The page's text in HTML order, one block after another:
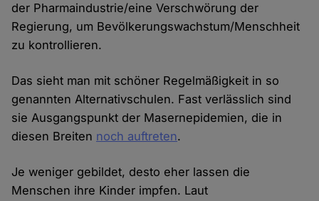
der Pharmaindustrie/eine Verschwörung der
Regierung, um Bevölkerungswachstum/Menschheit
zu kontrollieren.
Das sieht man mit schöner Regelmäßigkeit in so
genannten Alternativschulen. Fast verlässlich sind
sie Ausgangspunkt der Masernepidemien, die in
diesen Breiten noch auftreten.
Je weniger gebildet, desto eher lassen die
Menschen ihre Kinder impfen. Laut